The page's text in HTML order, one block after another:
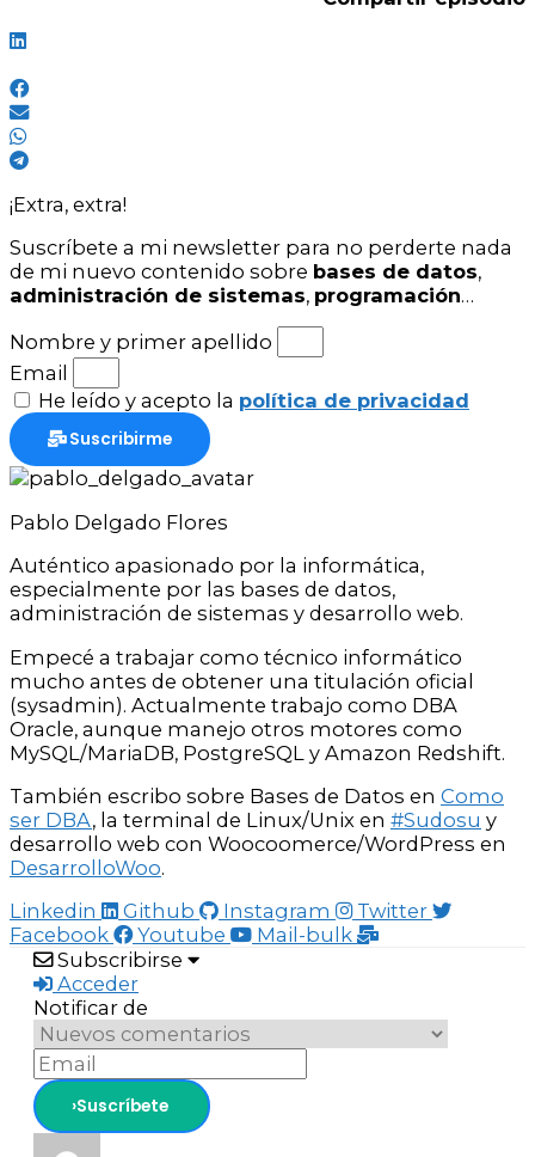
¡Extra, extra!
Suscríbete a mi newsletter para no perderte nada
de mi nuevo contenido sobre bases de datos,
administración de sistemas, programación…
Nombre y primer apellido
Email
He leído y acepto la política de privacidad
Suscribirme
Pablo Delgado Flores
Auténtico apasionado por la informática,
especialmente por las bases de datos,
administración de sistemas y desarrollo web.
Empecé a trabajar como técnico informático
mucho antes de obtener una titulación oficial
(sysadmin). Actualmente trabajo como DBA
Oracle, aunque manejo otros motores como
MySQL/MariaDB, PostgreSQL y Amazon Redshift.
También escribo sobre Bases de Datos en Como
ser DBA, la terminal de Linux/Unix en #Sudosu y
desarrollo web con Woocoomerce/WordPress en
DesarrolloWoo.
Linkedin
Github Instagram
Twitter
Facebook
Youtube
Mail-bulk
Subscribirse
Acceder
Notificar de